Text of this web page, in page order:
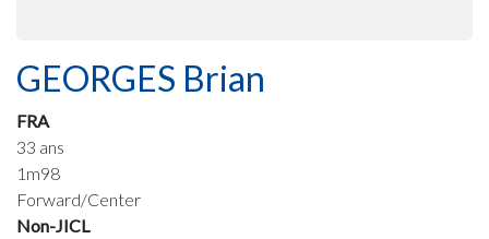
GEORGES Brian
FRA
33 ans
1m98
Forward/Center
Non-JICL